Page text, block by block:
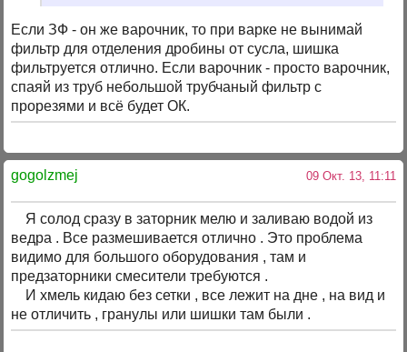
Если ЗФ - он же варочник, то при варке не вынимай
фильтр для отделения дробины от сусла, шишка
фильтруется отлично. Если варочник - просто варочник,
спаяй из труб небольшой трубчаный фильтр с
прорезями и всё будет ОК.
gogolzmej 09 Окт. 13, 11:11
Я солод сразу в заторник мелю и заливаю водой из
ведра . Все размешивается отлично . Это проблема
видимо для большого оборудования , там и
предзаторники смесители требуются .
И хмель кидаю без сетки , все лежит на дне , на вид и
не отличить , гранулы или шишки там были .